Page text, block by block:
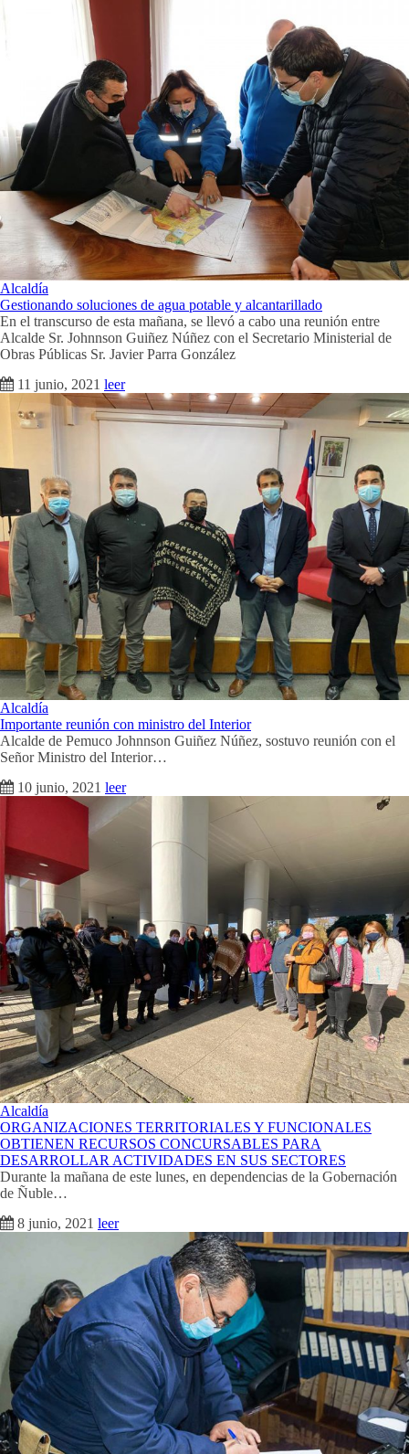
Alcaldía
Gestionando soluciones de agua potable y alcantarillado
En el transcurso de esta mañana, se llevó a cabo una reunión entre
Alcalde Sr. Johnnson Guiñez Núñez con el Secretario Ministerial de
Obras Públicas Sr. Javier Parra González
11 junio, 2021 leer
Alcaldía
Importante reunión con ministro del Interior
Alcalde de Pemuco Johnnson Guiñez Núñez, sostuvo reunión con el
Señor Ministro del Interior…
10 junio, 2021 leer
Alcaldía
ORGANIZACIONES TERRITORIALES Y FUNCIONALES
OBTIENEN RECURSOS CONCURSABLES PARA
DESARROLLAR ACTIVIDADES EN SUS SECTORES
Durante la mañana de este lunes, en dependencias de la Gobernación
de Ñuble…
8 junio, 2021 leer